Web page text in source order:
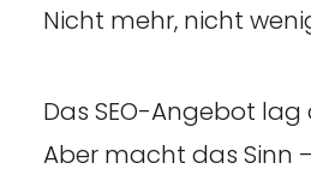
Nicht mehr, nicht
Das SEO-Angebot lag
Aber macht das Sinn